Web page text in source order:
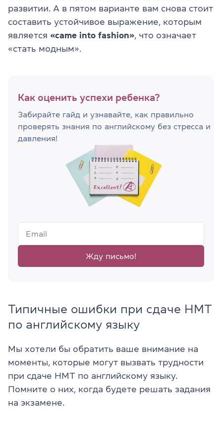
развитии. А в пятом варианте вам снова стоит
составить устойчивое выражение, которым
является «came into fashion» , что означает
«стать модным».
Как оценить успехи ребенка?
Забирайте гайд и узнавайте, как правильно
проверять знания по английскому без стресса и
давления!
Жду письмо!
Типичные ошибки при сдаче НМТ
по английскому языку
Мы хотели бы обратить ваше внимание на
моменты, которые могут вызвать трудности
при сдаче НМТ по английскому языку.
Помните о них, когда будете решать задания
на экзамене.